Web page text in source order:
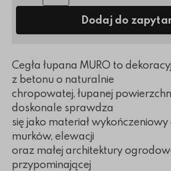
Dodaj do
Cegła łupana MURO to
z betonu o naturalnie
chropowatej, łupanej
doskonale sprawdza
się jako materiał
murków, elewacji
oraz małej architektury
przypominającej